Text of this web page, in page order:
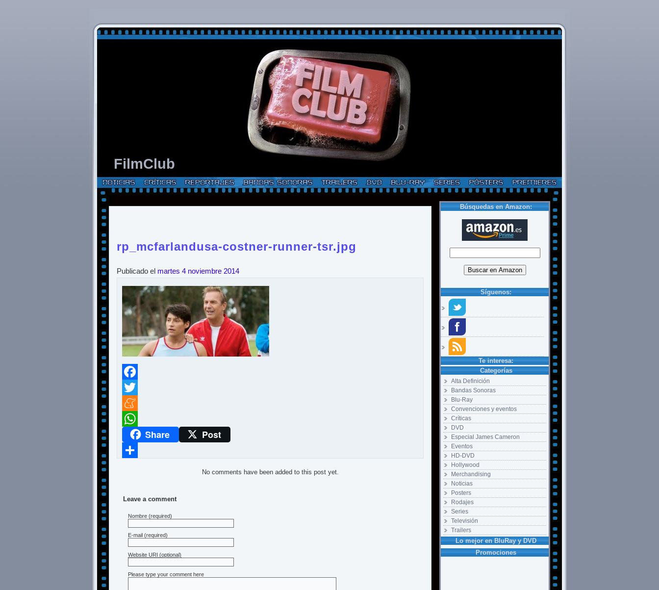
FilmClub
Búsquedas en Amazon:
Síguenos:
Te interesa:
Categorías
Alta Definición
Bandas Sonoras
Blu-Ray
Convenciones y eventos
Críticas
DVD
Especial James Cameron
Eventos
HD-DVD
Hollywood
Merchandising
Noticias
Posters
Rodajes
Series
Televisión
Trailers
Lo mejor en BluRay y DVD
Promociones
rp_mcfarlandusa-costner-runner-tsr.jpg
Publicado el martes 4 noviembre 2014
Facebook
Twitter
Meneame
WhatsAppShare Post
No comments have been added to this post yet.
Leave a comment
Nombre (required)
E-mail (required)
Website URI (optional)
Please type your comment here